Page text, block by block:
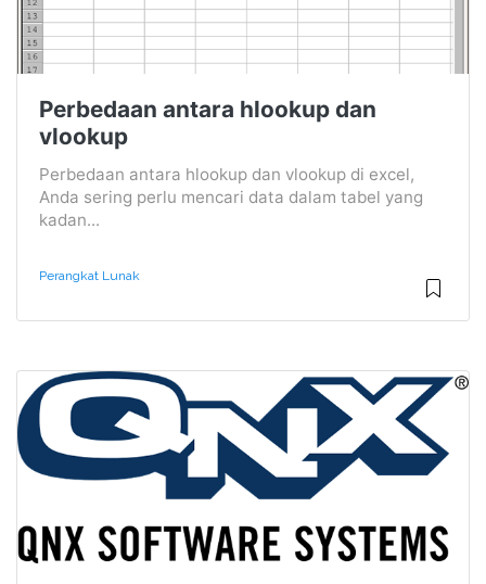
Perbedaan antara hlookup dan
vlookup
Perbedaan antara hlookup dan vlookup di excel,
Anda sering perlu mencari data dalam tabel yang
kadan...
Perangkat Lunak